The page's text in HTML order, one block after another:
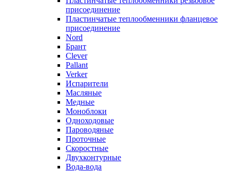
присоединение
Пластинчатые теплообменники фланцевое
присоединение
Nord
Брант
Clever
Pallant
Verker
Испарители
Масляные
Медные
Моноблоки
Одноходовые
Пароводяные
Проточные
Скоростные
Двухконтурные
Вода-вода